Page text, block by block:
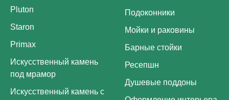
Pluton
Staron
Primax
Искусственный камень
под мрамор
Искусственный камень с
Подоконники
Мойки и раковины
Барные стойки
Ресепшн
Душевые поддоны